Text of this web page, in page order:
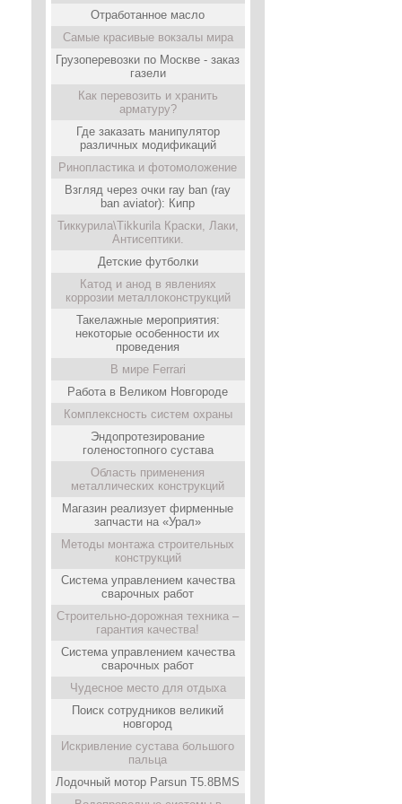
Отработанное масло
Самые красивые вокзалы мира
Грузоперевозки по Москве - заказ
газели
Как перевозить и хранить
арматуру?
Где заказать манипулятор
различных модификаций
Ринопластика и фотомоложение
Взгляд через очки ray ban (ray
ban aviator): Кипр
Тиккурила\Tikkurila Краски, Лаки,
Антисептики.
Детские футболки
Катод и анод в явлениях
коррозии металлоконструкций
Такелажные мероприятия:
некоторые особенности их
проведения
В мире Ferrari
Работа в Великом Новгороде
Комплексность систем охраны
Эндопротезирование
голеностопного сустава
Область применения
металлических конструкций
Магазин реализует фирменные
запчасти на «Урал»
Методы монтажа строительных
конструкций
Система управлением качества
сварочных работ
Строительно-дорожная техника –
гарантия качества!
Система управлением качества
сварочных работ
Чудесное место для отдыха
Поиск сотрудников великий
новгород
Искривление сустава большого
пальца
Лодочный мотор Parsun T5.8BMS